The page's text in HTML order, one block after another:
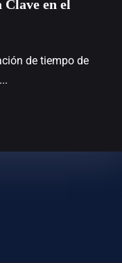
en el
de tiempo de